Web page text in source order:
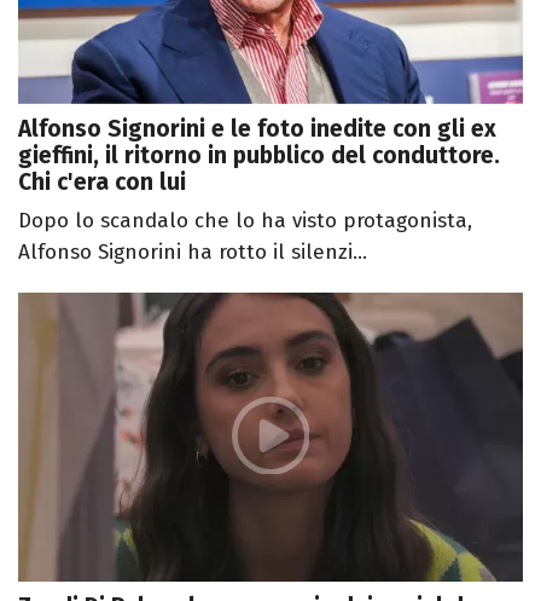
Alfonso Signorini e le foto inedite con gli ex
gieffini, il ritorno in pubblico del conduttore.
Chi c'era con lui
Dopo lo scandalo che lo ha visto protagonista,
Alfonso Signorini ha rotto il silenzi...